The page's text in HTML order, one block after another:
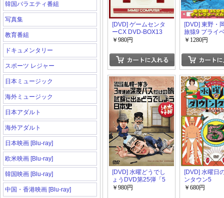
韓国バラエティ番組
写真集
教育番組
ドキュメンタリー
スポーツ レジャー
日本ミュージック
海外ミュージック
日本アダルト
海外アダルト
日本映画 [Blu-ray]
欧米映画 [Blu-ray]
韓国映画 [Blu-ray]
中国・香港映画 [Blu-ray]
[DVD] ゲームセンタ
ーCX DVD-BOX13
￥980円
[DVD] 東野・
旅猿9 プライ
ごめんなさい
バダイビング
ンルン編+ワ
プレミアム完
￥1280円
[DVD] 水曜どうでし
ょうDVD第25弾「5
周年記念特別企画
￥980円
[DVD] 水曜日
ンタウン5
￥680円